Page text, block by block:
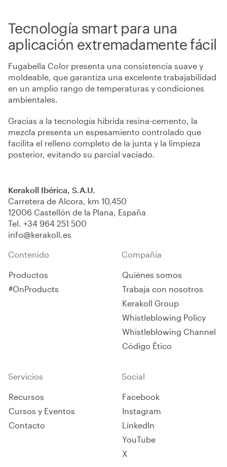
Tecnología smart para una
aplicación extremadamente fácil
Fugabella Color presenta una consistencia suave y
moldeable, que garantiza una excelente trabajabilidad
en un amplio rango de temperaturas y condiciones
ambientales.
Gracias a la tecnología híbrida resina-cemento, la
mezcla presenta un espesamiento controlado que
facilita el relleno completo de la junta y la limpieza
posterior, evitando su parcial vaciado.
Kerakoll Ibérica, S.A.U.
Carretera de Alcora, km 10,450
12006 Castellón de la Plana, España
Tel. +34 964 251 500
info@kerakoll.es
Contenido
Productos
#OnProducts
Compañía
Quiénes somos
Trabaja con nosotros
Kerakoll Group
Whistleblowing Policy
Whistleblowing Channel
Código Ético
Servicios
Recursos
Cursos y Eventos
Contacto
Social
Facebook
Instagram
LinkedIn
YouTube
X